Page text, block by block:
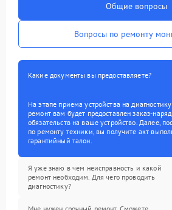
Общие вопросы
Вопросы по ремонту
Какие документы вы предоставляете?
На этапе приема устройства на
ремонт вам будет предоставлен заказ-
обязательств на ваше устройство. Далее,
по ремонту техники, вы получите акт
гарантийный талон.
Я уже знаю в чем неисправность и какой
ремонт необходим. Для чего проводить
диагностику?